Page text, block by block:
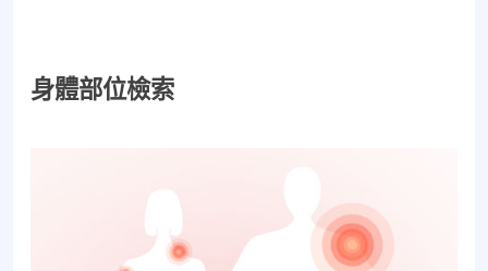
身體部位檢索